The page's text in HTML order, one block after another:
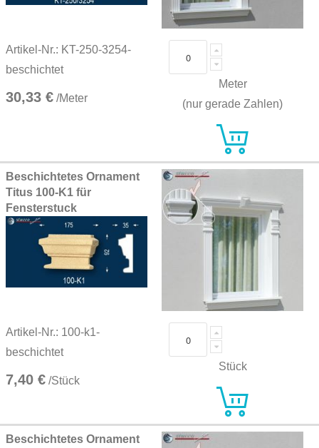
Artikel-Nr.: KT-250-3254-
beschichtet
30,33 € /Meter
Meter
(nur gerade Zahlen)
Beschichtetes Ornament
Titus 100-K1 für
Fensterstuck
Artikel-Nr.: 100-k1-
beschichtet
7,40 € /Stück
Stück
Beschichtetes Ornament